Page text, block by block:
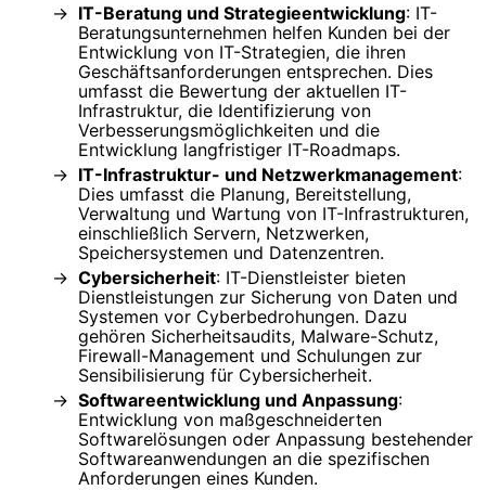
IT-Beratung und Strategieentwicklung: IT-
Beratungsunternehmen helfen Kunden bei der
Entwicklung von IT-Strategien, die ihren
Geschäftsanforderungen entsprechen. Dies
umfasst die Bewertung der aktuellen IT-
Infrastruktur, die Identifizierung von
Verbesserungsmöglichkeiten und die
Entwicklung langfristiger IT-Roadmaps.
IT-Infrastruktur- und Netzwerkmanagement:
Dies umfasst die Planung, Bereitstellung,
Verwaltung und Wartung von IT-Infrastrukturen,
einschließlich Servern, Netzwerken,
Speichersystemen und Datenzentren.
Cybersicherheit: IT-Dienstleister bieten
Dienstleistungen zur Sicherung von Daten und
Systemen vor Cyberbedrohungen. Dazu
gehören Sicherheitsaudits, Malware-Schutz,
Firewall-Management und Schulungen zur
Sensibilisierung für Cybersicherheit.
Softwareentwicklung und Anpassung:
Entwicklung von maßgeschneiderten
Softwarelösungen oder Anpassung bestehender
Softwareanwendungen an die spezifischen
Anforderungen eines Kunden.